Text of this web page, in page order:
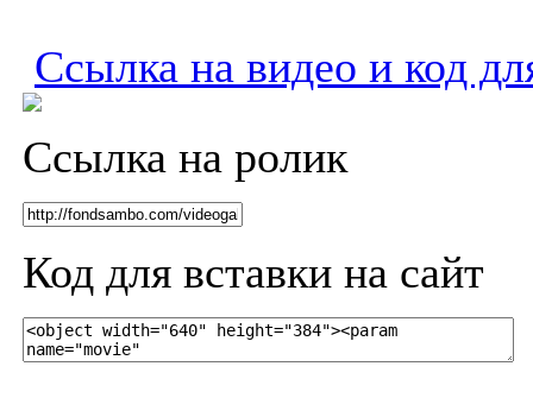
Ссылка на видео и код
Ссылка на ролик
Код для вставки на сайт